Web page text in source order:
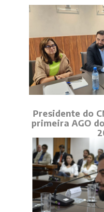
Presidente do
primeira AGO